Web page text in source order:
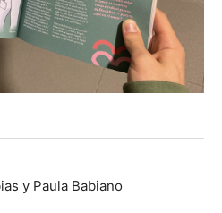
y Paula Babiano